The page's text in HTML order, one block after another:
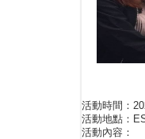
活動時間：
活動地點：
活動內容：